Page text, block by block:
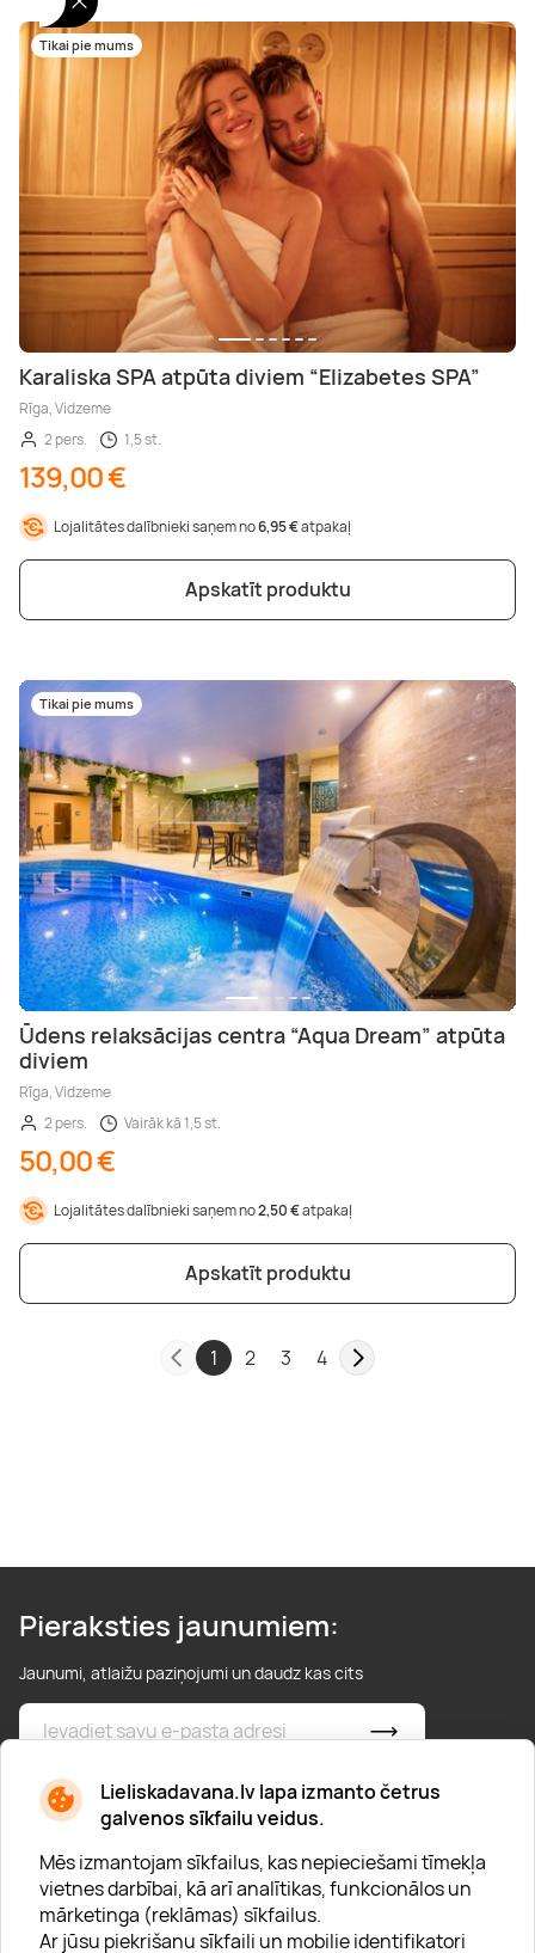
Lieliskadavana.lv lapa izmanto četrus
galvenos sīkfailu veidus.
Mēs izmantojam sīkfailus, kas nepieciešami tīmekļa
vietnes darbībai, kā arī analītikas, funkcionālos un
mārketinga (reklāmas) sīkfailus.
Ar jūsu piekrišanu sīkfaili un mobilie identifikatori
Tikai pie mums
Karaliska SPA atpūta diviem “Elizabetes SPA”
Rīga, Vidzeme
2 pers.
1,5 st.
139,00 €
Lojalitātes dalībnieki saņem no6,95 €atpakaļ
Apskatīt produktu
Tikai pie mums
Ūdens relaksācijas centra “Aqua Dream” atpūta
diviem
Rīga, Vidzeme
2 pers.
Vairāk kā 1,5 st.
50,00 €
Lojalitātes dalībnieki saņem no2,50 €atpakaļ
Apskatīt produktu
1 2 3 4
Pieraksties jaunumiem:
Jaunumi, atlaižu paziņojumi un daudz kas cits
* Esmu iepazinies/usies arprivātuma politiku
Par "Lieliska dāvana"